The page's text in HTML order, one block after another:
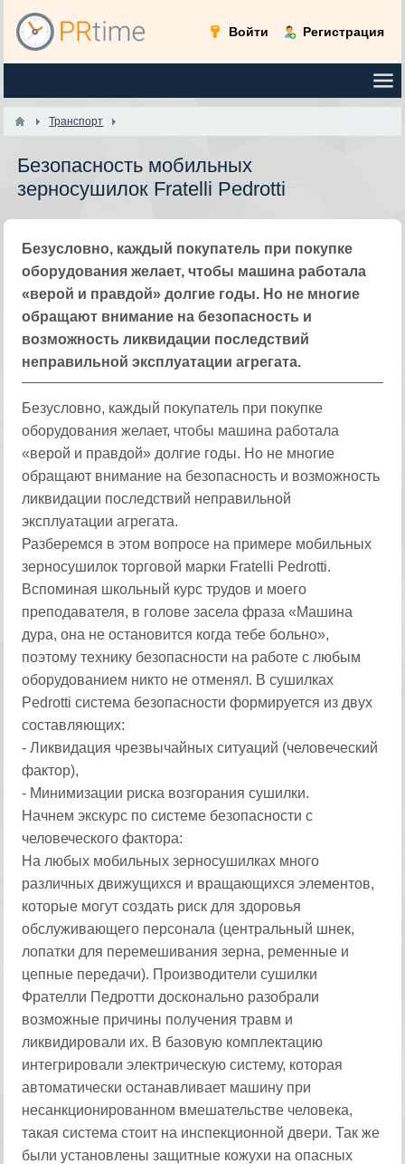
Войти Регистрация
Транспорт
Безопасность мобильных
зерносушилок Fratelli Pedrotti
Безусловно, каждый покупатель при покупке
оборудования желает, чтобы машина работала
«верой и правдой» долгие годы. Но не многие
обращают внимание на безопасность и
возможность ликвидации последствий
неправильной эксплуатации агрегата.
Безусловно, каждый покупатель при покупке
оборудования желает, чтобы машина работала
«верой и правдой» долгие годы. Но не многие
обращают внимание на безопасность и возможность
ликвидации последствий неправильной
эксплуатации агрегата.
Разберемся в этом вопросе на примере мобильных
зерносушилок торговой марки Fratelli Pedrotti.
Вспоминая школьный курс трудов и моего
преподавателя, в голове засела фраза «Машина
дура, она не остановится когда тебе больно»,
поэтому технику безопасности на работе с любым
оборудованием никто не отменял. В сушилках
Pedrotti система безопасности формируется из двух
составляющих:
- Ликвидация чрезвычайных ситуаций (человеческий
фактор),
- Минимизации риска возгорания сушилки.
Начнем экскурс по системе безопасности с
человеческого фактора:
На любых мобильных зерносушилках много
различных движущихся и вращающихся элементов,
которые могут создать риск для здоровья
обслуживающего персонала (центральный шнек,
лопатки для перемешивания зерна, ременные и
цепные передачи). Производители сушилки
Фрателли Педротти досконально разобрали
возможные причины получения травм и
ликвидировали их. В базовую комплектацию
интегрировали электрическую систему, которая
автоматически останавливает машину при
несанкционированном вмешательстве человека,
такая система стоит на инспекционной двери. Так же
были установлены защитные кожухи на опасных